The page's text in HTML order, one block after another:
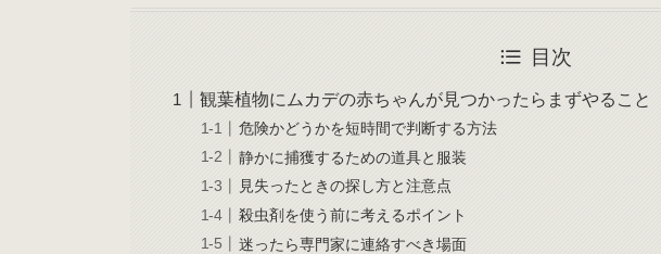
目次
観葉植物にムカデの赤ちゃんが見つかったらまずやること
危険かどうかを短時間で判断する方法
静かに捕獲するための道具と服装
見失ったときの探し方と注意点
殺虫剤を使う前に考えるポイント
迷ったら専門家に連絡すべき場面